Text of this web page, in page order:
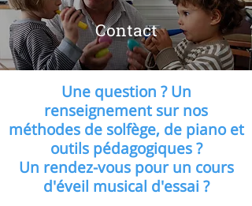
Contact
Une question ? Un
renseignement sur nos
méthodes de solfège, de piano et
outils pédagogiques ?
Un rendez-vous pour un cours
d'éveil musical d'essai ?